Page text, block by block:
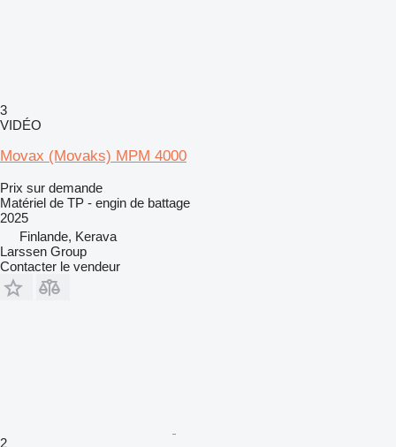
3
VIDÉO
Movax (Movaks) MPM 4000
Prix sur demande
Matériel de TP - engin de battage
2025
Finlande, Kerava
Larssen Group
Contacter le vendeur
2